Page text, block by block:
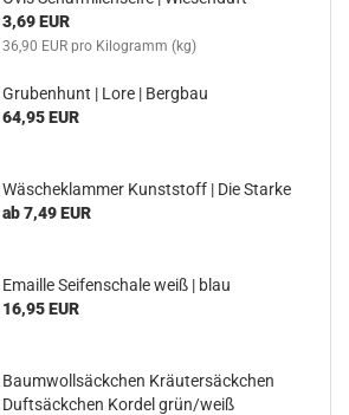
3,69 EUR
36,90 EUR pro Kilogramm (kg)
Grubenhunt | Lore | Bergbau
64,95 EUR
Wäscheklammer Kunststoff | Die Starke
ab 7,49 EUR
Emaille Seifenschale weiß | blau
16,95 EUR
Baumwollsäckchen Kräutersäckchen
Duftsäckchen Kordel grün/weiß